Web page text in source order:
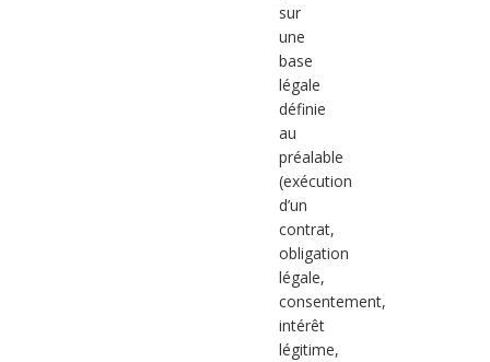
sur
une
base
légale
définie
au
préalable
(exécution
d’un
contrat,
obligation
légale,
consentement,
intérêt
légitime,